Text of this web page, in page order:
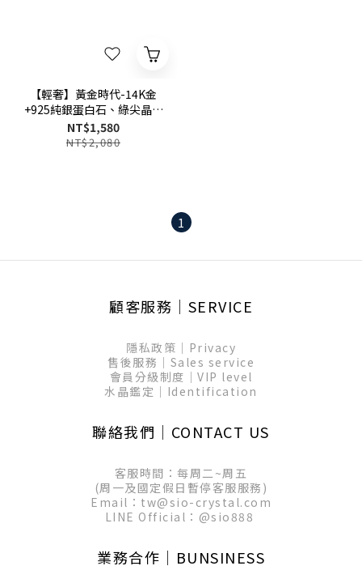
【輕奢】黃金時代-14K金
+925純銀蛋白石、綠尖晶戒
指
NT$1,580
NT$2,080
1
顧客服務│SERVICE
隱私政策│Privacy
售後服務│Sales service
會員分級制度│VIP level
水晶鑑定│Identification
聯絡我們│CONTACT US
客服時間：每周二~周五
(周一及國定假日暫停客服服務)
Email：tw@sio-crystal.com
LINE Official： @sio888
業務合作│BUNSINESS